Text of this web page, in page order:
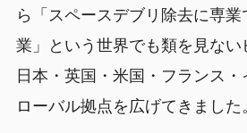
ら「スペースデブリ除去に専
業」という世界でも類を見ない
日本・英国・米国・フランス
ローバル拠点を広げてきました